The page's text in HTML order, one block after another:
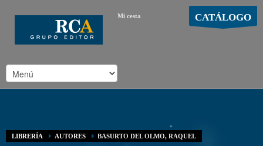
Mi cesta CATÁLOGO
LIBRERÍA AUTORES BASURTO DEL OLMO, RAQUEL